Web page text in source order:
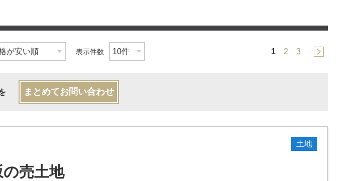
表示件数 1 2 3
まとめてお問い合わせ
土地
売土地